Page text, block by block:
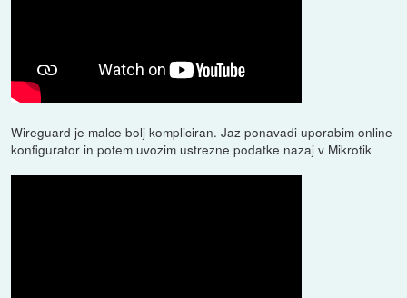
Wireguard je malce bolj kompliciran. Jaz ponavadi uporabim online
konfigurator in potem uvozim ustrezne podatke nazaj v Mikrotik